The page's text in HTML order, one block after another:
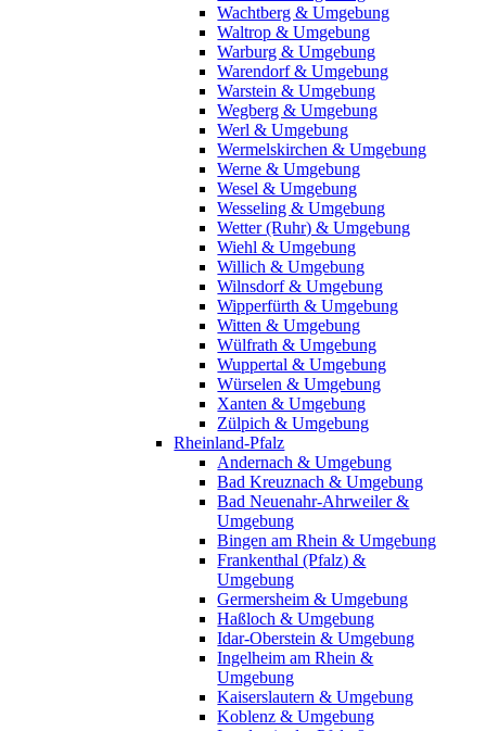
Wachtberg & Umgebung
Waltrop & Umgebung
Warburg & Umgebung
Warendorf & Umgebung
Warstein & Umgebung
Wegberg & Umgebung
Werl & Umgebung
Wermelskirchen & Umgebung
Werne & Umgebung
Wesel & Umgebung
Wesseling & Umgebung
Wetter (Ruhr) & Umgebung
Wiehl & Umgebung
Willich & Umgebung
Wilnsdorf & Umgebung
Wipperfürth & Umgebung
Witten & Umgebung
Wülfrath & Umgebung
Wuppertal & Umgebung
Würselen & Umgebung
Xanten & Umgebung
Zülpich & Umgebung
Rheinland-Pfalz
Andernach & Umgebung
Bad Kreuznach & Umgebung
Bad Neuenahr-Ahrweiler &
Umgebung
Bingen am Rhein & Umgebung
Frankenthal (Pfalz) &
Umgebung
Germersheim & Umgebung
Haßloch & Umgebung
Idar-Oberstein & Umgebung
Ingelheim am Rhein &
Umgebung
Kaiserslautern & Umgebung
Koblenz & Umgebung